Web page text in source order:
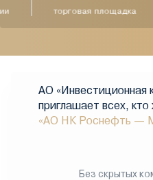
торговая площадка
АО «Инвестиционная
приглашает всех,
«АО НК Роснефть —
Без скрытых